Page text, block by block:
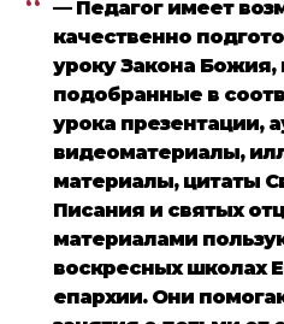
— Педагог имеет
качественно
уроку Закона Божия,
подобранные в
урока презентации,
видеоматериалы,
материалы, цитаты
Писания и святых
материалами
воскресных школах
епархии. Они